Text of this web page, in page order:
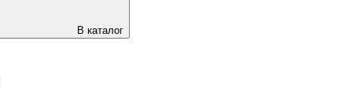
В каталог